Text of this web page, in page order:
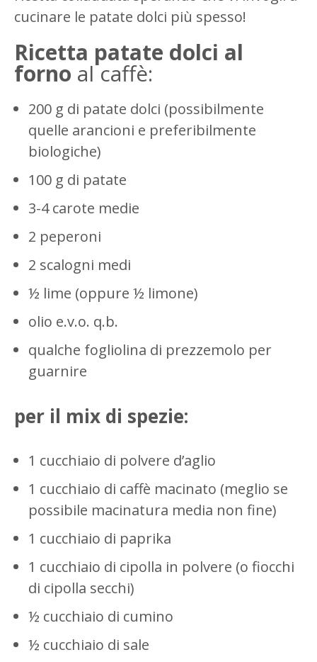
cucinare le patate dolci più spesso!
Ricetta patate dolci al
forno al caffè:
200 g di patate dolci (possibilmente
quelle arancioni e preferibilmente
biologiche)
100 g di patate
3-4 carote medie
2 peperoni
2 scalogni medi
½ lime (oppure ½ limone)
olio e.v.o. q.b.
qualche fogliolina di prezzemolo per
guarnire
per il mix di spezie:
1 cucchiaio di polvere d’aglio
1 cucchiaio di caffè macinato (meglio se
possibile macinatura media non fine)
1 cucchiaio di paprika
1 cucchiaio di cipolla in polvere (o fiocchi
di cipolla secchi)
½ cucchiaio di cumino
½ cucchiaio di sale